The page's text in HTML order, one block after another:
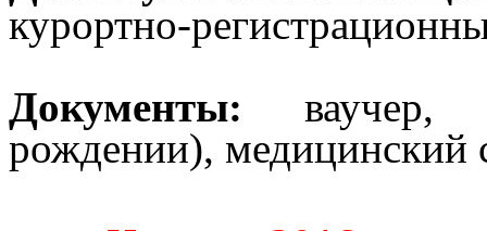
курортно-
Документы: ваучер,
рождении), медицинский